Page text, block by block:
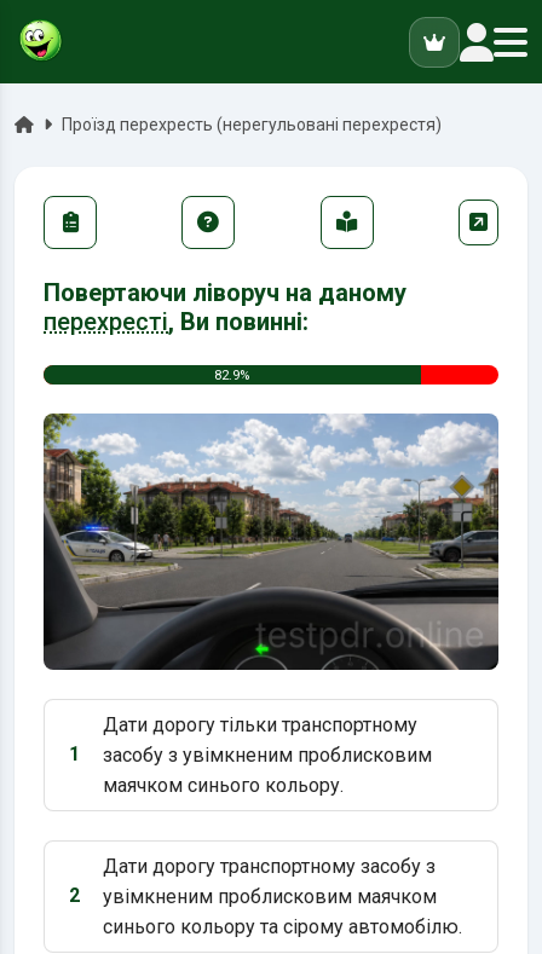
ГоловнаПроїзд перехресть (нерегульовані перехрестя)
Повертаючи ліворуч на даному
перехресті, Ви повинні:
82.9%
Варіант 1:
1
Дати дорогу тільки транспортному
засобу з увімкненим проблисковим
маячком синього кольору.
Варіант 2:
2
Дати дорогу транспортному засобу з
увімкненим проблисковим маячком
синього кольору та сірому автомобілю.